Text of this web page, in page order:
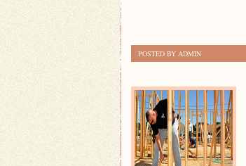
POSTED BY ADMIN